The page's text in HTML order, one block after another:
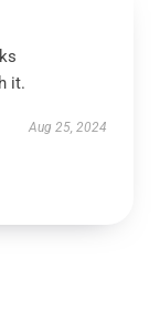
it.
Aug 25, 2024